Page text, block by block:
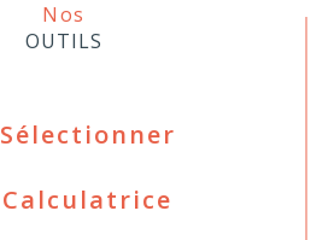
Nos
OUTILS
Sélectionner
Calculatrice